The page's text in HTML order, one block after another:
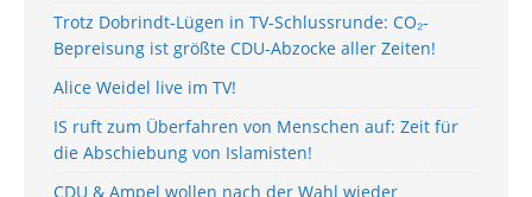
Trotz Dobrindt-Lügen in TV-Schlussrunde: CO₂-
Bepreisung ist größte CDU-Abzocke aller Zeiten!
Alice Weidel live im TV!
IS ruft zum Überfahren von Menschen auf: Zeit für
die Abschiebung von Islamisten!
CDU & Ampel wollen nach der Wahl wieder